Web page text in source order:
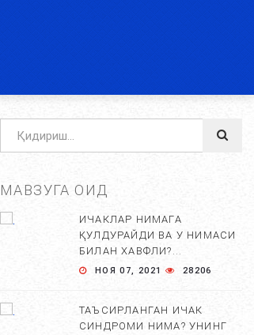
МАВЗУГА ОИД
ИЧАКЛАР НИМАГА
ҚУЛДУРАЙДИ ВА У НИМАСИ
БИЛАН ХАВФЛИ?...
НОЯ 07, 2021 28206
ТАЪСИРЛАНГАН ИЧАК
СИНДРОМИ НИМА? УНИНГ